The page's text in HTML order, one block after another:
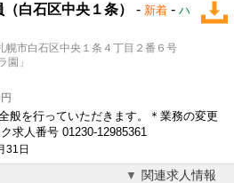
白石区中央１条） - 新着 - ハ
市白石区中央１条４丁目２番６号
園」
般を行っていただきます。＊業務の変更
求人番号 01230-12985361
31日
関連求人情報